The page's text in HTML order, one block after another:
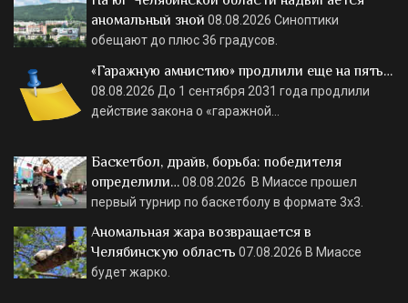
аномальный зной 08.08.2026 Синоптики
обещают до плюс 36 градусов.
«Гаражную амнистию» продлили еще на пять…
08.08.2026 До 1 сентября 2031 года продлили
действие закона о «гаражной…
Баскетбол, драйв, борьба: победителя
определили…08.08.2026 В Миассе прошел
первый турнир по баскетболу в формате 3х3.
Аномальная жара возвращается в
Челябинскую область 07.08.2026 В Миассе
будет жарко.